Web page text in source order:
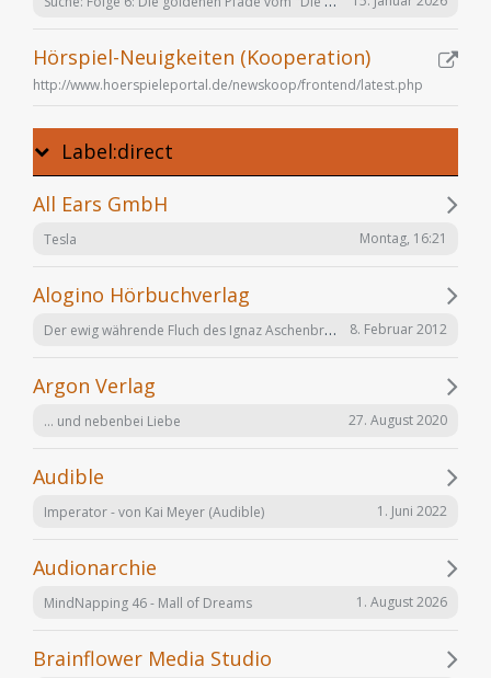
Hörspiel-Neuigkeiten (Kooperation)
http://www.hoerspieleportal.de/newskoop/frontend/latest.php
Label:direct
All Ears GmbH
Tesla Montag, 16:21
Alogino Hörbuchverlag
Der ewig währende Fluch des Ignaz Aschenbrenner 8. Februar 2012
Argon Verlag
... und nebenbei Liebe 27. August 2020
Audible
Imperator - von Kai Meyer (Audible) 1. Juni 2022
Audionarchie
MindNapping 46 - Mall of Dreams 1. August 2026
Brainflower Media Studio